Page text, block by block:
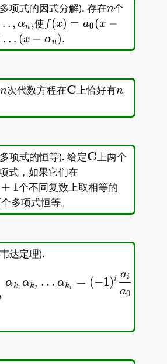
项式的因式分解). 存在n
n个
, αn ,使f(x)=a_0(x-
\alpha_1)(x-
\alpha_2)\dots(x-
f (x) = a0 (x −
… (x − αn).
n
n次代数方程在\mathbf{C}
C上恰好有n
n
项式的恒等). 给定\mathbf{C}
C上两个
式，如果它们在
{m,n\}+1
+ 1个不同复数上取相等的
多项式恒等。
达定理).
αk1 αk2 … αki = (−1)i ai
a0
ki⩽nαk1αk2…α ki= −1)iaia0.